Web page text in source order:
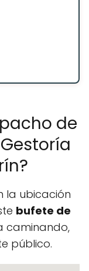
de
la ubicación
bufete de
caminando,
público.